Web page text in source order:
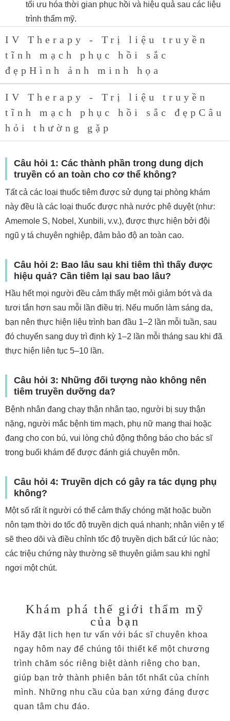
tối ưu hóa thời gian phục hồi và hiệu quả sau các liệu
trình thẩm mỹ.
IV Therapy - Trị liệu truyền
tĩnh mạch phục hồi sắc
đẹpHình ảnh minh họa
IV Therapy - Trị liệu truyền
tĩnh mạch phục hồi sắc đẹpCâu
hỏi thường gặp
Câu hỏi 1: Các thành phần trong dung dịch
truyền có an toàn cho cơ thể không?
Tất cả các loại thuốc tiêm được sử dụng tại phòng khám
này đều là các loại thuốc được nhà nước phê duyệt (như:
Amemole S, Nobel, Xunbili, v.v.), được thực hiện bởi đội
ngũ y tá chuyên nghiệp, đảm bảo độ an toàn cao.
Câu hỏi 2: Bao lâu sau khi tiêm thì thấy được
hiệu quả? Cần tiêm lại sau bao lâu?
Hầu hết mọi người đều cảm thấy mệt mỏi giảm bớt và da
tươi tắn hơn sau mỗi lần điều trị. Nếu muốn làm sáng da,
bạn nên thực hiện liệu trình ban đầu 1–2 lần mỗi tuần, sau
đó chuyển sang duy trì định kỳ 1–2 lần mỗi tháng sau khi đã
thực hiện liên tục 5–10 lần.
Câu hỏi 3: Những đối tượng nào không nên
tiêm truyền dưỡng da?
Bệnh nhân đang chạy thận nhân tạo, người bị suy thận
nặng, người mắc bệnh tim mạch, phụ nữ mang thai hoặc
đang cho con bú, vui lòng chủ động thông báo cho bác sĩ
trong buổi khám để được đánh giá chuyên môn.
Câu hỏi 4: Truyền dịch có gây ra tác dụng phụ
không?
Một số rất ít người có thể cảm thấy chóng mặt hoặc buồn
nôn tạm thời do tốc độ truyền dịch quá nhanh; nhân viên y tế
sẽ theo dõi và điều chỉnh tốc độ truyền dịch bất cứ lúc nào;
các triệu chứng này thường sẽ thuyên giảm sau khi nghỉ
ngơi một chút.
Khám phá thế giới thẩm mỹ
của bạn
Hãy đặt lịch hẹn tư vấn với bác sĩ chuyên khoa
ngay hôm nay để chúng tôi thiết kế một chương
trình chăm sóc riêng biệt dành riêng cho bạn,
giúp bạn trở thành phiên bản tốt nhất của chính
mình. Những nhu cầu của bạn xứng đáng được
quan tâm chu đáo.